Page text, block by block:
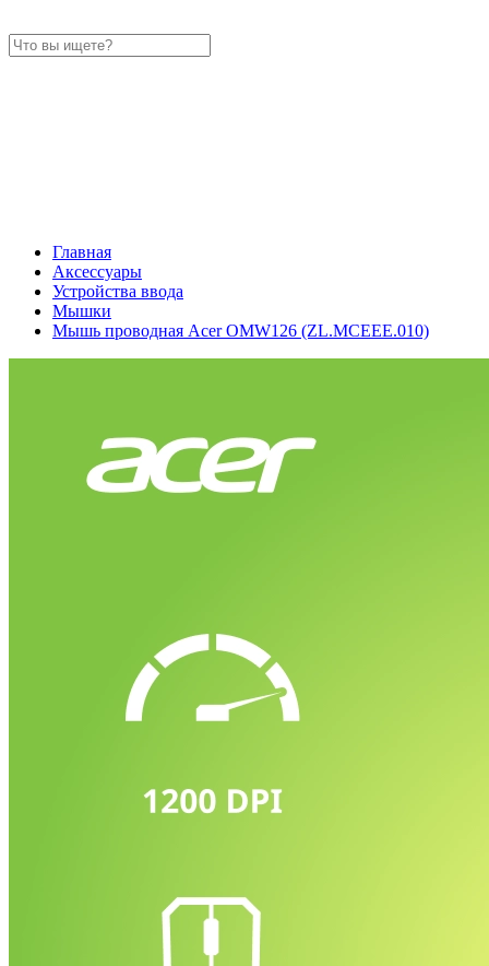
Главная
Аксессуары
Устройства ввода
Мышки
Мышь проводная Acer OMW126 (ZL.MCEEE.010)